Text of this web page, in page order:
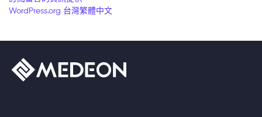
WordPress.org 台灣繁體中文